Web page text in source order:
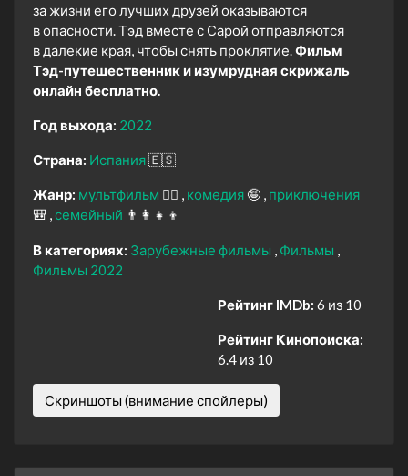
за жизни его лучших друзей оказываются
в опасности. Тэд вместе с Сарой отправляются
в далекие края, чтобы снять проклятие. Фильм
Тэд-путешественник и изумрудная скрижаль
онлайн бесплатно.
Год выхода: 2022
Страна: Испания🇪🇸
Жанр: мультфильм 🧚‍♀️ комедия 🤪 приключения
🎒
семейный 👨‍👩‍👧‍👦
В категориях: Зарубежные фильмы
Фильмы
Фильмы 2022
Рейтинг IMDb: 6 из 10
Рейтинг Кинопоиска:
6.4 из 10
Скриншоты (внимание спойлеры)